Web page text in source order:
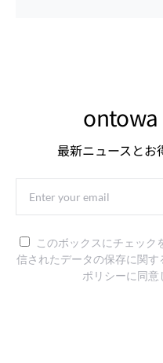
最新ニュースとお
このボックスにチェック
信されたデータの保存に関
ポリシーに同意